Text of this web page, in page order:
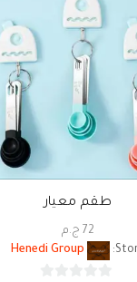
طقم معيار
72 ج.م
Henedi Group